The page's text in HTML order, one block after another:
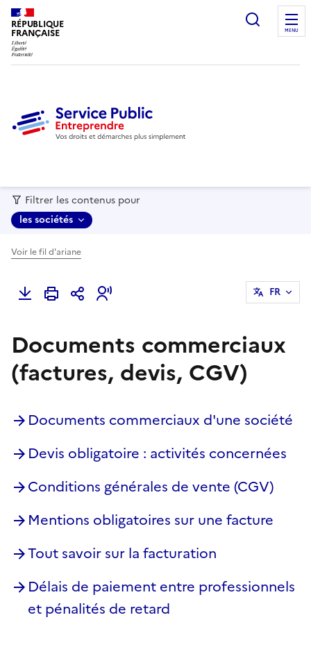
RÉPUBLIQUE
FRANÇAISE MENU
Filtrer les contenus pour
les sociétés
Voir le fil d'ariane
FR
Documents commerciaux
(factures, devis, CGV)
Documents commerciaux d'une société
Devis obligatoire : activités concernées
Conditions générales de vente (CGV)
Mentions obligatoires sur une facture
Tout savoir sur la facturation
Délais de paiement entre professionnels
et pénalités de retard